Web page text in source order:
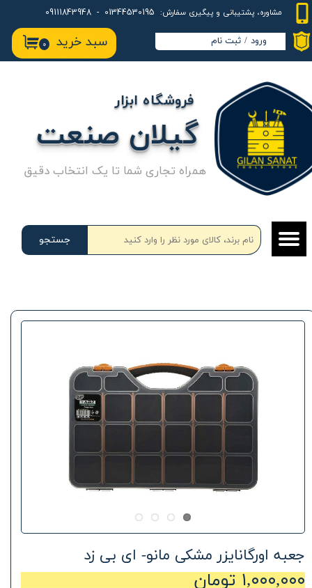
مشاوره، پشتیبانی و پیگیری سفارش:
۰ سبد خرید ورود / ثبت نام
حساب کاربری من
تغییر گذر واژه
سفارشات
خروج از حساب کاربری
جستجو
گیلان صنعت
فروشگاه ابزار
همراه تجاری شما تا یک انتخاب دقیق
جعبه اورگانایزر مشکی مانو- ای بی زد
۱,۰۰۰,۰۰۰ تومان